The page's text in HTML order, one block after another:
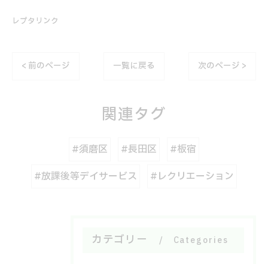
レプタリンク
< 前のページ 一覧に戻る 次のページ >
関連タグ
#須磨区 #長田区
#板宿
#放課後等デイサービス
#レクリエーション
カテゴリー Categories